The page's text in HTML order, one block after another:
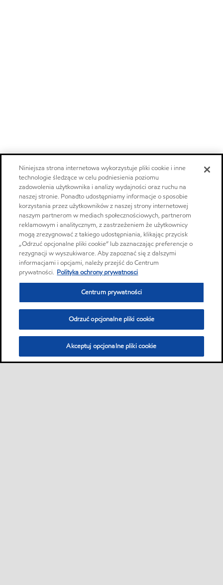
Niniejsza strona internetowa wykorzystuje pliki cookie i inne
technologie śledzące w celu podniesienia poziomu
zadowolenia użytkownika i analizy wydajności oraz ruchu na
naszej stronie. Ponadto udostępniamy informacje o sposobie
korzystania przez użytkowników z naszej strony internetowej
naszym partnerom w mediach społecznościowych, partnerom
reklamowym i analitycznym, z zastrzeżeniem że użytkownicy
mogą zrezygnować z takiego udostępniania, klikając przycisk
„Odrzuć opcjonalne pliki cookie” lub zaznaczając preferencje o
rezygnacji w wyszukiwarce. Aby zapoznać się z dalszymi
informacjami i opcjami, należy przejść do Centrum
prywatności. Polityka ochrony prywatnosci
Centrum prywatności
Odrzuć opcjonalne pliki cookie
Akceptuj opcjonalne pliki cookie